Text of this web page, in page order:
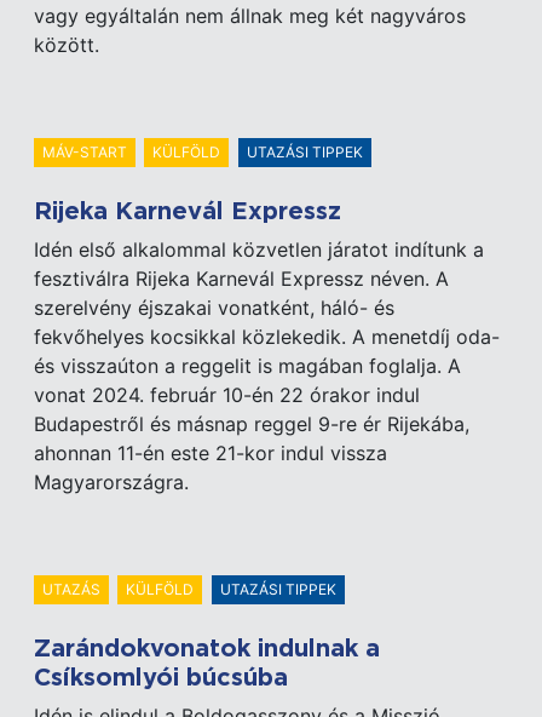
vagy egyáltalán nem állnak meg két nagyváros
között.
MÁV-START KÜLFÖLD UTAZÁSI TIPPEK
Rijeka Karnevál Expressz
Idén első alkalommal közvetlen járatot indítunk a
fesztiválra Rijeka Karnevál Expressz néven. A
szerelvény éjszakai vonatként, háló- és
fekvőhelyes kocsikkal közlekedik. A menetdíj oda-
és visszaúton a reggelit is magában foglalja. A
vonat 2024. február 10-én 22 órakor indul
Budapestről és másnap reggel 9-re ér Rijekába,
ahonnan 11-én este 21-kor indul vissza
Magyarországra.
UTAZÁS KÜLFÖLD UTAZÁSI TIPPEK
Zarándokvonatok indulnak a
Csíksomlyói búcsúba